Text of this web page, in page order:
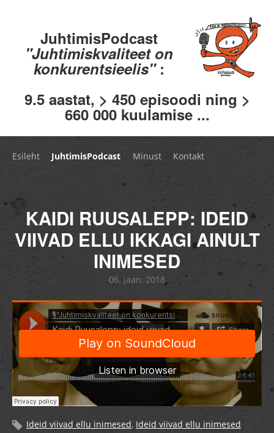
JuhtimisPodcast
"Juhtimiskvaliteet on
konkurentsieelis" :
9.5 aastat, > 450 episoodi ning >
660 000 kuulamise ...
Esileht JuhtimisPodcast Minust Kontakt
KAIDI RUUSALEPP: IDEID
VIIVAD ELLU IKKAGI AINULT
INIMESED
06. jaan, 2018
Ideid viivad ellu inimesed, Ideid viivad ellu inimesed